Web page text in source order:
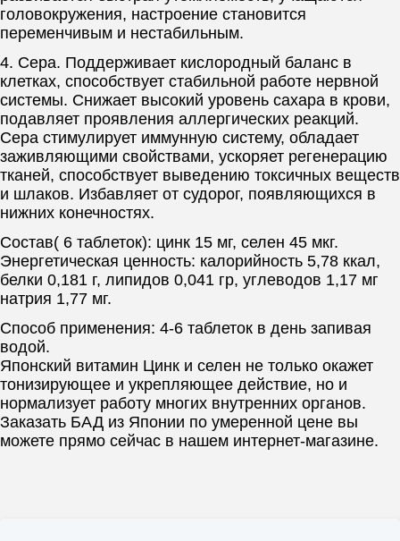
головокружения, настроение становится
переменчивым и нестабильным.
4. Сера. Поддерживает кислородный баланс в
клетках, способствует стабильной работе нервной
системы. Снижает высокий уровень сахара в крови,
подавляет проявления аллергических реакций.
Сера стимулирует иммунную систему, обладает
заживляющими свойствами, ускоряет регенерацию
тканей, способствует выведению токсичных веществ
и шлаков. Избавляет от судорог, появляющихся в
нижних конечностях.
Состав( 6 таблеток): цинк 15 мг, селен 45 мкг.
Энергетическая ценность: калорийность 5,78 ккал,
белки 0,181 г, липидов 0,041 гр, углеводов 1,17 мг
натрия 1,77 мг.
Способ применения: 4-6 таблеток в день запивая
водой.
Японский витамин Цинк и селен не только окажет
тонизирующее и укрепляющее действие, но и
нормализует работу многих внутренних органов.
Заказать БАД из Японии по умеренной цене вы
можете прямо сейчас в нашем интернет-магазине.